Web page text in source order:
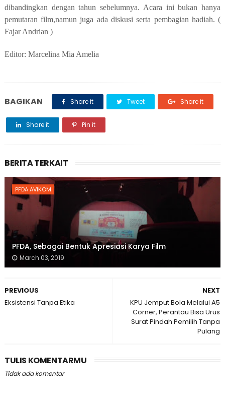
dibandingkan dengan tahun sebelumnya. Acara ini bukan hanya
pemutaran film,namun juga ada diskusi serta pembagian hadiah. (
Fajar Andrian )
Editor: Marcelina Mia Amelia
BAGIKAN Share it Tweet Share it
Share it Pin it
BERITA TERKAIT
PFDA AVIKOM
PFDA, Sebagai Bentuk Apresiasi Karya Film
March 03, 2019
NEXT
KPU Jemput Bola Melalui A5
Corner, Perantau Bisa Urus
Surat Pindah Pemilih Tanpa
Pulang
PREVIOUS
Eksistensi Tanpa Etika
TULIS KOMENTARMU
Tidak ada komentar